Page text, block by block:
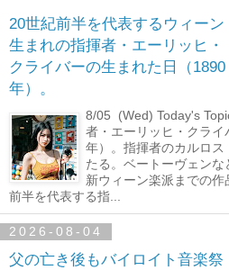
20世紀前半を代表するウィーン
生まれの指揮者・エーリッヒ・
クライバーの生まれた日（1890
年）。
8/05 (Wed) Today's
者・エーリッヒ・クラ
年）。指揮者のカルロ
たる。ベートーヴェン
新ウィーン楽派までの
前半を代表する指...
2026-08-04
父の亡き後もバイロイト音楽祭